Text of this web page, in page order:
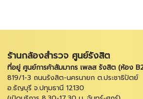
ร้านกล้องสำรวจ ศูนย์รังสิต
ที่อยู่ ศูนย์การค้าสัมมากร เพลส รังสิต (ห้อง
819/1-3 ถนนรังสิต-นครนายก ต.ประชาธิปัตย์
อ.ธัญบุรี จ.ปทุมธานี 12130